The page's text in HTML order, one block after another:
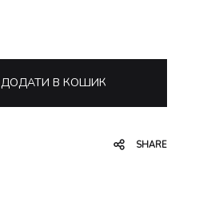
ДОДАТИ В КОШИК
SHARE